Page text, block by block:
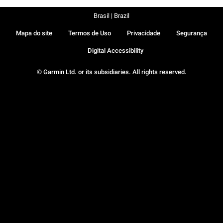
© Garmin Ltd. or its subsidiaries. All rights reserved.
Mapa do site Termos de Uso Privacidade Segurança
Digital Accessibility
Brasil | Brazil